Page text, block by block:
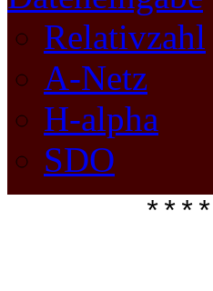
Relativzahl
A-Netz
H-alpha
SDO